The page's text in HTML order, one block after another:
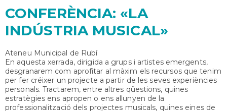
CONFERÈNCIA: «LA
INDÚSTRIA MUSICAL»
Ateneu Municipal de Rubí
En aquesta xerrada, dirigida a grups i artistes emergents,
desgranarem com aprofitar al màxim els recursos que tenim
per fer créixer un projecte a partir de les seves experiències
personals. Trac­tarem, entre altres qüestions, quines
estratègies ens apropen o ens allunyen de la
professionalitza­ció dels projectes musicals, quines eines de